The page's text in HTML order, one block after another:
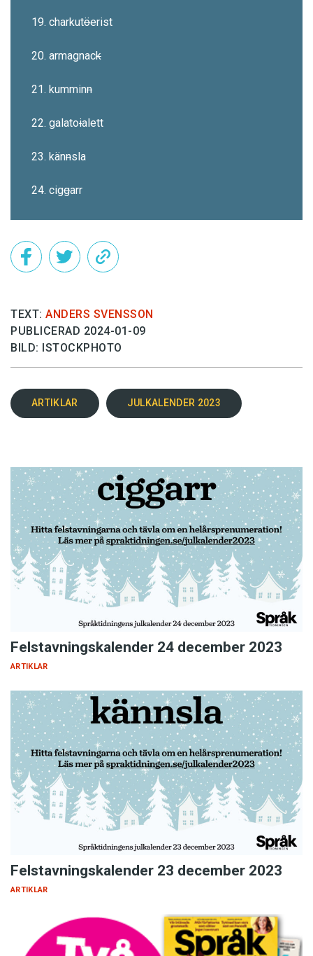
19. charkutöerist
20. armagnack
21. kumminn
22. galatoialett
23. kännsla
24. ciggarr
TEXT: ANDERS SVENSSON
PUBLICERAD 2024-01-09
BILD: ISTOCKPHOTO
ARTIKLAR JULKALENDER 2023
Felstavningskalender 24 december 2023
ARTIKLAR
Felstavningskalender 23 december 2023
ARTIKLAR